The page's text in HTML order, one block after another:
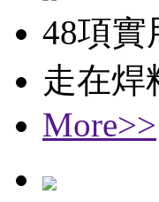
48項實
走在焊
More>>